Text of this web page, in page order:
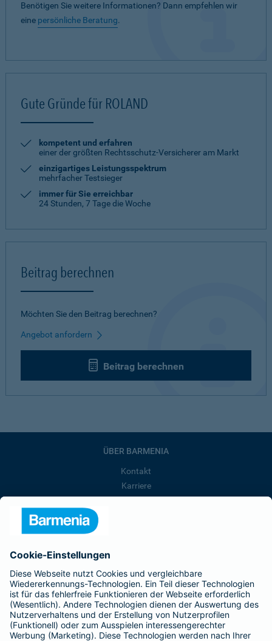
Benötigen Sie weitere Informationen? Dann empfehlen wir
eine persönliche Beratung.
Gute Gründe für ROLAND
kompetent und erfahren
einer der größten Rechtsschutz-Versicherer am Markt
einzigartiges Leistungsspektrum
mehrfacher Testsieger
immer für Sie erreichbar
24 Stunden, 7 Tage die Woche
Beitrag berechnen
Möchten Sie den Beitrag berechnen?
Angebot anfordern
Beitrag berechnen
ÜBER BARMENIA
Kontakt
Karriere
Barmenia ist Teil der BarmeniaGothaer
BELIEBTE SEITEN
Kranken-Zusatzversicherung
Tierversicherungen
Haftpflichtversicherung